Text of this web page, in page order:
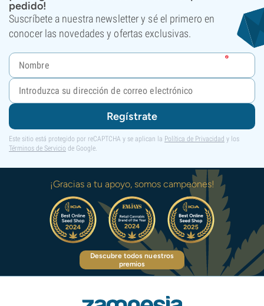
pedido!
Suscríbete a nuestra newsletter y sé el primero en
conocer las novedades y ofertas exclusivas.
Regístrate
Este sitio está protegido por reCAPTCHA y se aplican la Política de Privacidad y los
Términos de Servicio de Google.
¡Gracias a tu apoyo, somos campeones!
Descubre todos nuestros
premios